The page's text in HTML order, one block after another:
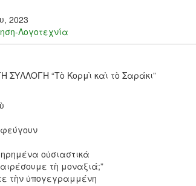
2023
Λογοτεχνία
ΣΥΛΛΟΓΗ “Τὸ Κορμὶ καὶ τὸ Σαράκι”
οὐσιαστικὰ
τὴ μοναξιά;”
τὴν ὑπογεγραμμένη